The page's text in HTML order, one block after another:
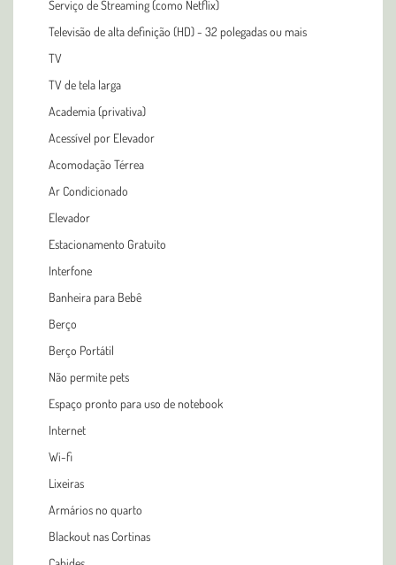
Serviço de Streaming (como Netflix)
Televisão de alta definição (HD) - 32 polegadas ou mais
TV
TV de tela larga
Academia (privativa)
Acessível por Elevador
Acomodação Térrea
Ar Condicionado
Elevador
Estacionamento Gratuito
Interfone
Banheira para Bebê
Berço
Berço Portátil
Não permite pets
Espaço pronto para uso de notebook
Internet
Wi-fi
Lixeiras
Armários no quarto
Blackout nas Cortinas